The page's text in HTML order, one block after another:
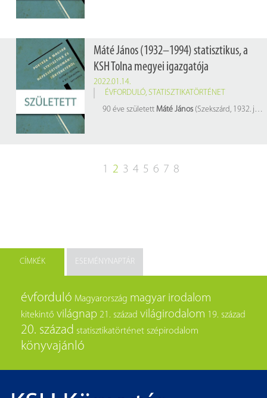
Máté János (1932–1994) statisztikus, a
KSH Tolna megyei igazgatója
2022.01.14.
ÉVFORDULÓ, STATISZTIKATÖRTÉNET
90 éve született Máté János(Szekszárd, 1932. január 14. – Szekszárd, 1994. november 7.) statisztikus, a KSH Tolna megyei igazgatója
1 2 3 4 5 6 7 8
CÍMKÉK ESEMÉNYNAPTÁR
évforduló Magyarország magyar irodalom
kitekintő világnap 21. század világirodalom 19. század
20. század statisztikatörténet szépirodalom
könyvajánló